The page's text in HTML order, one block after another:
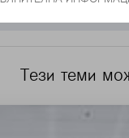
Тези теми